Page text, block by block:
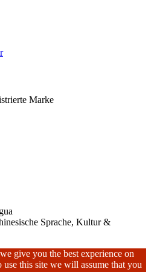
Marke
Sprache, Kultur &
give you the best experience on
this site we will assume that you